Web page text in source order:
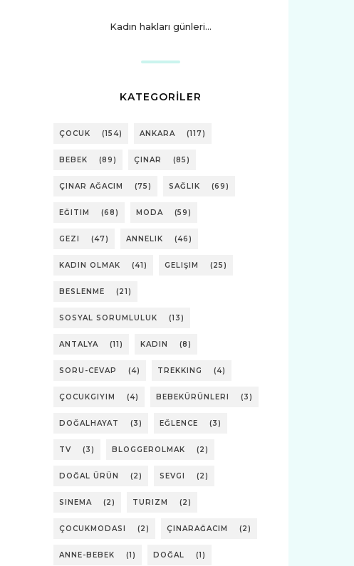
Kadın hakları günleri...
KATEGORİLER
ÇOCUK (154) ANKARA (117)
BEBEK (89) ÇINAR (85)
ÇINAR AĞACIM (75) SAĞLIK (69)
EĞITIM (68) MODA (59)
GEZI (47) ANNELIK (46)
KADIN OLMAK (41) GELIŞIM (25)
BESLENME (21)
SOSYAL SORUMLULUK (13)
ANTALYA (11) KADIN (8)
SORU-CEVAP (4) TREKKING (4)
ÇOCUKGIYIM (4) BEBEKÜRÜNLERI (3)
DOĞALHAYAT (3) EĞLENCE (3)
TV (3) BLOGGEROLMAK (2)
DOĞAL ÜRÜN (2) SEVGI (2)
SINEMA (2) TURIZM (2)
ÇOCUKMODASI (2) ÇINARAĞACIM (2)
ANNE-BEBEK (1) DOĞAL (1)